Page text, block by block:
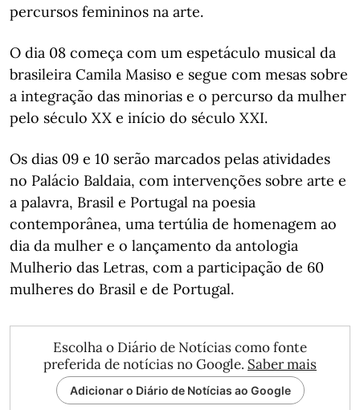
percursos femininos na arte.
O dia 08 começa com um espetáculo musical da
brasileira Camila Masiso e segue com mesas sobre
a integração das minorias e o percurso da mulher
pelo século XX e início do século XXI.
Os dias 09 e 10 serão marcados pelas atividades
no Palácio Baldaia, com intervenções sobre arte e
a palavra, Brasil e Portugal na poesia
contemporânea, uma tertúlia de homenagem ao
dia da mulher e o lançamento da antologia
Mulherio das Letras, com a participação de 60
mulheres do Brasil e de Portugal.
Escolha o Diário de Notícias como fonte
preferida de notícias no Google. Saber mais
Adicionar o Diário de Notícias ao Google